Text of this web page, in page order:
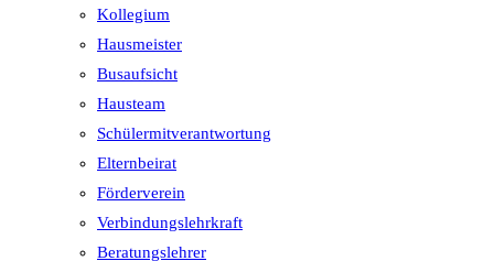
Kollegium
Hausmeister
Busaufsicht
Hausteam
Schülermitverantwortung
Elternbeirat
Förderverein
Verbindungslehrkraft
Beratungslehrer